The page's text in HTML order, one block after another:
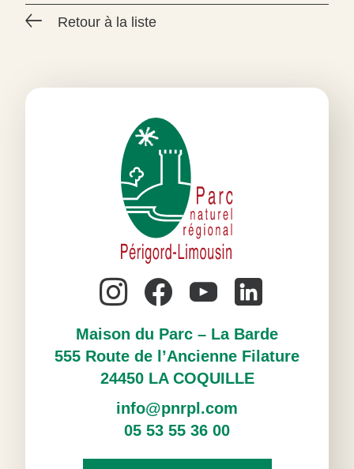
Retour à la liste
Maison du Parc – La Barde
555 Route de l’Ancienne Filature
24450 LA COQUILLE
info@pnrpl.com
05 53 55 36 00